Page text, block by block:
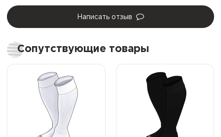
Написать отзыв
Сопутствующие товары